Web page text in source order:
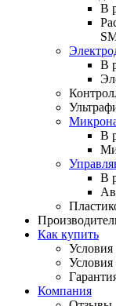
В
В
В
В
Как купить
Условия
Компания